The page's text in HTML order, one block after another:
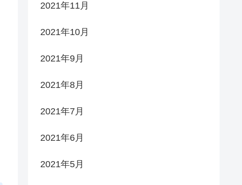
2021年11月
2021年10月
2021年9月
2021年8月
2021年7月
2021年6月
2021年5月